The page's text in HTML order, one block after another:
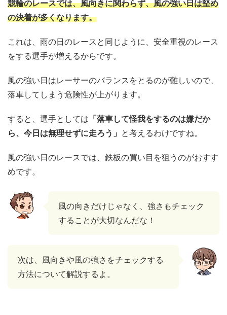
競輪のレースでは、風向きに関わらず、風の強い日は堅め
の決着が多くなります。
これは、雨の日のレースと同じように、安全重視のレース
をする選手が増えるからです。
風の強い日はレーサーのバランスをとるのが難しいので、
落車してしまう危険性が上がります。
すると、選手としては 「落車して怪我をするのは嫌だか
ら、今日は無理せずに走ろう」 と考えるわけですね。
風の強い日のレースでは、鉄板の買い目を狙うのがおすす
めです。
風の向きだけじゃなく、強さもチェック
することが大切なんだな！
次は、風向きや風の強さをチェックする
方法について解説するよ。